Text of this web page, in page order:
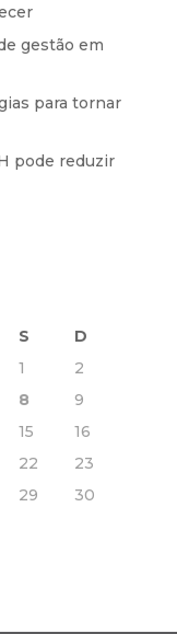
gestão em
para tornar
pode reduzir
S
D
1
2
8
9
15
16
22
23
29
30